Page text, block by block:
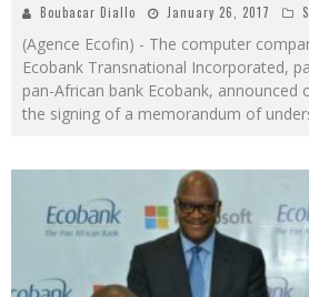
Boubacar Diallo January 26, 2017
(Agence Ecofin) - The computer
Ecobank Transnational Incorporated,
pan-African bank Ecobank, announced
the signing of a memorandum of